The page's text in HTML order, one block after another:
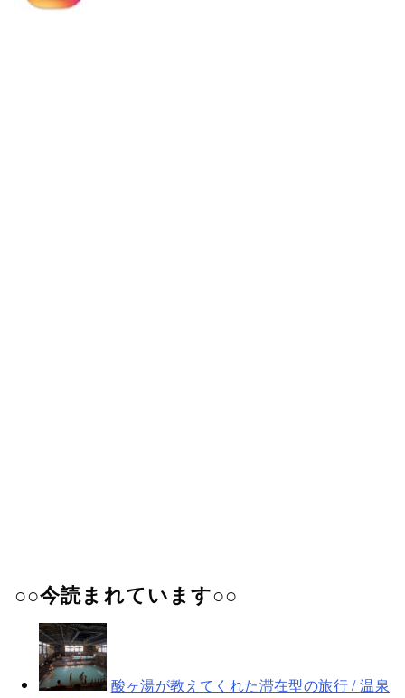
○○今読まれています○○
酸ヶ湯が教えてくれた滞在型の旅行 / 温泉